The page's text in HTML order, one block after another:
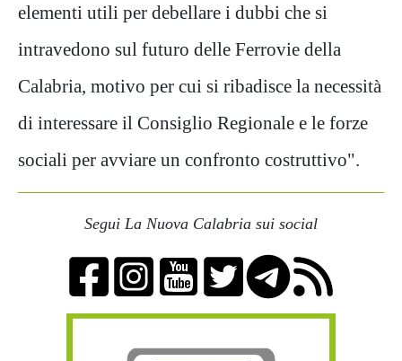
elementi utili per debellare i dubbi che si
intravedono sul futuro delle Ferrovie della
Calabria, motivo per cui si ribadisce la necessità
di interessare il Consiglio Regionale e le forze
sociali per avviare un confronto costruttivo".
Segui La Nuova Calabria sui social